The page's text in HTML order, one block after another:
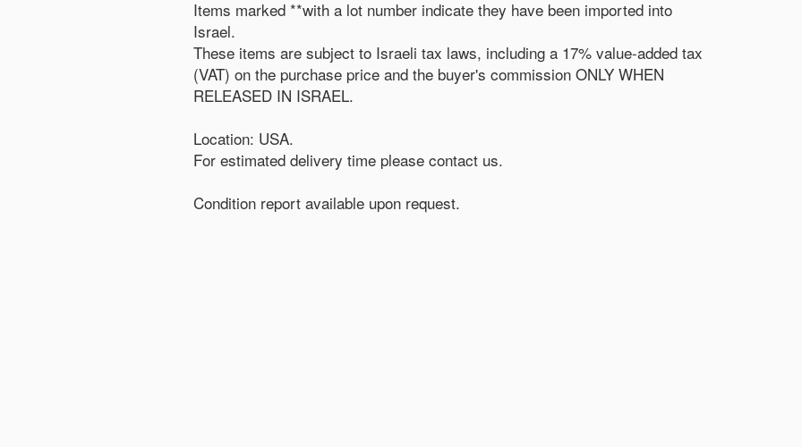
Items marked **with a lot number indicate they have been imported into
Israel.
These items are subject to Israeli tax laws, including a 17% value-added tax
(VAT) on the purchase price and the buyer's commission ONLY WHEN
RELEASED IN ISRAEL.
Location: USA.
For estimated delivery time please contact us.
Condition report available upon request.